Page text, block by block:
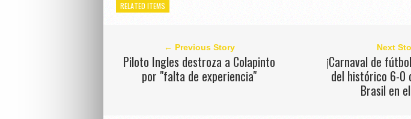
RELATED ITEMS
← Previous Story
Piloto Ingles destroza a Colapinto
por "falta de experiencia"
Next
¡Carnaval de
del histórico 6-0
Brasil en